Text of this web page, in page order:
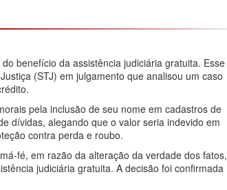
benefício da assistência judiciária gratuita. Esse
(STJ) em julgamento que analisou um caso
pela inclusão de seu nome em cadastros de
dívidas, alegando que o valor seria indevido em
contra perda e roubo.
fé, em razão da alteração da verdade dos fatos,
judiciária gratuita. A decisão foi confirmada